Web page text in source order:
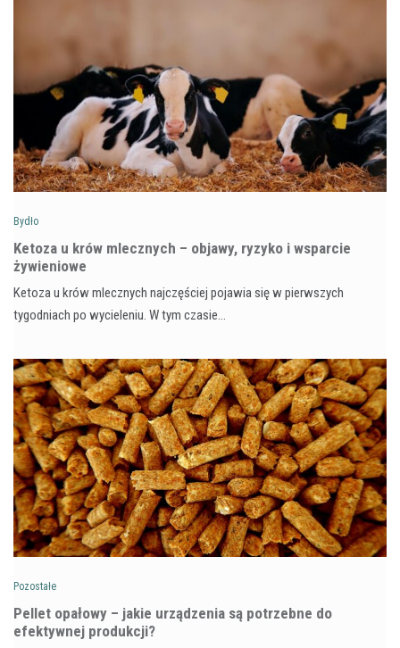
Bydło
Ketoza u krów mlecznych – objawy, ryzyko i wsparcie
żywieniowe
Ketoza u krów mlecznych najczęściej pojawia się w pierwszych
tygodniach po wycieleniu. W tym czasie…
Pozostałe
Pellet opałowy – jakie urządzenia są potrzebne do
efektywnej produkcji?